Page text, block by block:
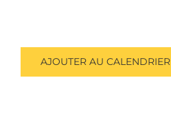
AJOUTER AU CALENDRIER